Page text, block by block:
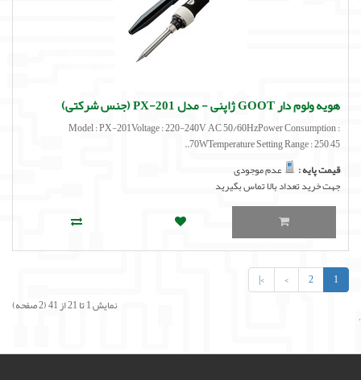
هویه ولوم دار GOOT ژاپنی - مدل PX-201 (جنس شرکتی)
Model : PX-201Voltage : 220-240V AC 50/60HzPower Consumption :
70WTemperature Setting Range : 250–45..
قیمت پایه :
عدم موجودی
جهت خرید تعداد بالا تماس بگیرید
1
2
>
>|
نمایش 1 تا 21 از 41 (2 صفحه)
'